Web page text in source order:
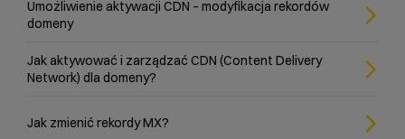
Umożliwienie aktywacji CDN – modyfikacja rekordów
domeny
Jak aktywować i zarządzać CDN (Content Delivery
Network) dla domeny?
Jak zmienić rekordy MX?